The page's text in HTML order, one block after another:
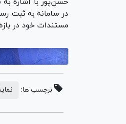
مستندات خود در
برچسب ها: